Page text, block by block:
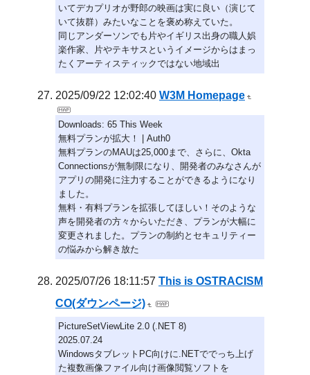
いてデカプリオが野郎の映画は実に良い（演じて
いて抜群）みたいなことを褒め称えていた。
同じアンダーソンでも片やイギリス出身の職人娯
楽作家、片やテキサスというイメージからはまっ
たくアーティスティックではない地域出
2025/09/22 12:02:40 W3M Homepage
Downloads: 65 This Week
無料プランが拡大！ | Auth0
無料プランのMAUは25,000まで、さらに、Okta
Connectionsが無制限になり、開発者のみなさんが
アプリの開発に注力することができるようになり
ました。
無料・有料プランを拡張してほしい！そのような
声を開発者の方々からいただき、プランが大幅に
変更されました。プランの制約とセキュリティー
の悩みから解き放た
2025/07/26 18:11:57 This is OSTRACISM
CO(ダウンページ)
PictureSetViewLite 2.0 (.NET 8)
2025.07.24
WindowsタブレットPC向けに.NETででっち上げ
た複数画像ファイル向け画像閲覧ソフトを